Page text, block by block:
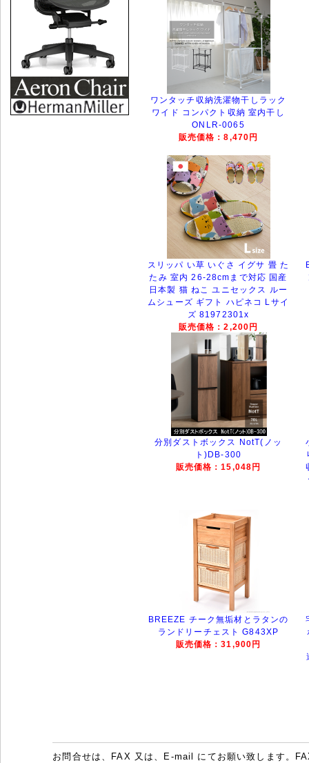
ワンタッチ収納洗濯物干しラック
ワイド コンパクト収納 室内干し
ONLR-0065
販売価格：8,470円
スリッパ い草 いぐさ イグサ 畳 た
たみ 室内 26-28cmまで対応 国産
日本製 猫 ねこ ユニセックス ルー
ムシューズ ギフト ハピネコ Lサイ
ズ 81972301x
販売価格：2,200円
分別ダストボックス NotT(ノッ
ト)DB-300
販売価格：15,048円
BREEZE チーク無垢材とラタンの
ランドリーチェスト G843XP
販売価格：31,900円
お問合せは、FAX 又は、E-mail にてお願い致します。